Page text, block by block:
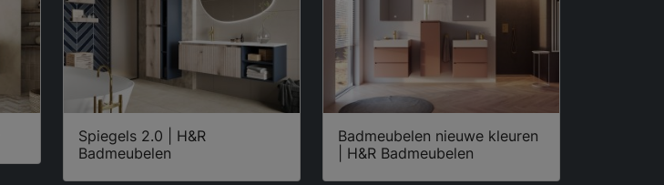
Spiegels 2.0 | H&R
Badmeubelen
Badmeubelen nieuwe kleuren
| H&R Badmeubelen